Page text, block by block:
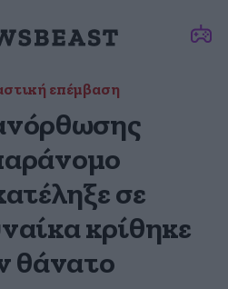
επέμβαση
σε
κρίθηκε
θάνατο